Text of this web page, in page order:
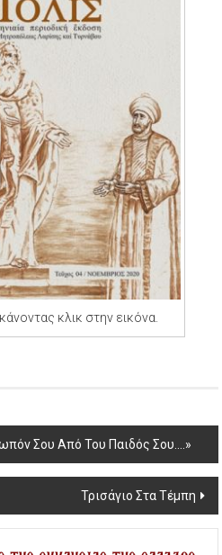
κλικ στην εικόνα.
Σου Από Του Παιδός Σου….»
Τρισάγιο Στα Τέμπη